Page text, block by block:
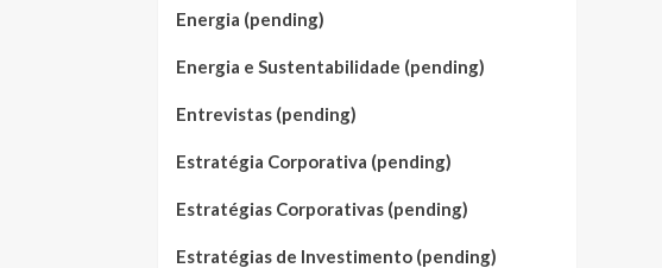
Energia (pending)
Energia e Sustentabilidade (pending)
Entrevistas (pending)
Estratégia Corporativa (pending)
Estratégias Corporativas (pending)
Estratégias de Investimento (pending)